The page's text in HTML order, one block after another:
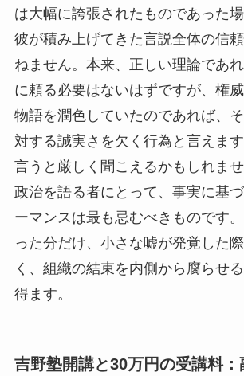
は大幅に誇張されたものであった
彼が積み上げてきた言説全体の信
ねません。本来、正しい理論であ
に頼る必要はないはずですが、権
物語を潤色していたのであれば、
対する誠実さを欠く行為と言えま
言うと厳しく聞こえるかもしれま
政治を語る者にとって、事実に基
ーマンスは最も忌むべきものです
った分だけ、小さな嘘が発覚した
く、組織の結束を内側から腐らせ
得ます。
吉野塾開講と30万円の受講料